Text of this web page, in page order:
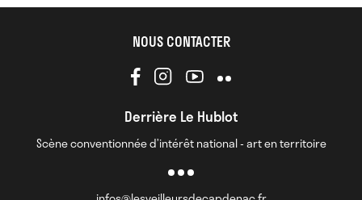
NOUS CONTACTER
Derrière Le Hublot
Scène conventionnée d’intérêt national - art en territoire